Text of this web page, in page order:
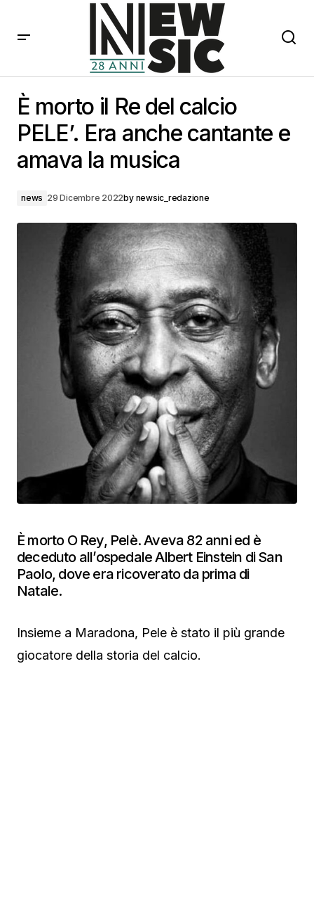
amava la musica
È morto il Re del calcio
PELE’. Era anche cantante e
amava la musica
news 29 Dicembre 2022by newsic_redazione
È morto O Rey, Pelè. Aveva 82 anni ed è
deceduto all’ospedale Albert Einstein di San
Paolo, dove era ricoverato da prima di
Natale.
Insieme a Maradona, Pele è stato il più grande
giocatore della storia del calcio.